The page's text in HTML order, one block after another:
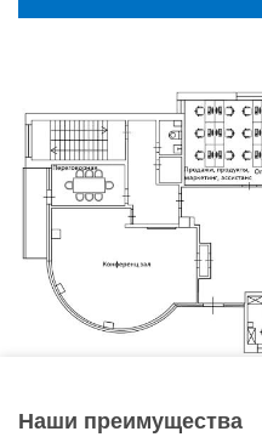
Наши преимущества